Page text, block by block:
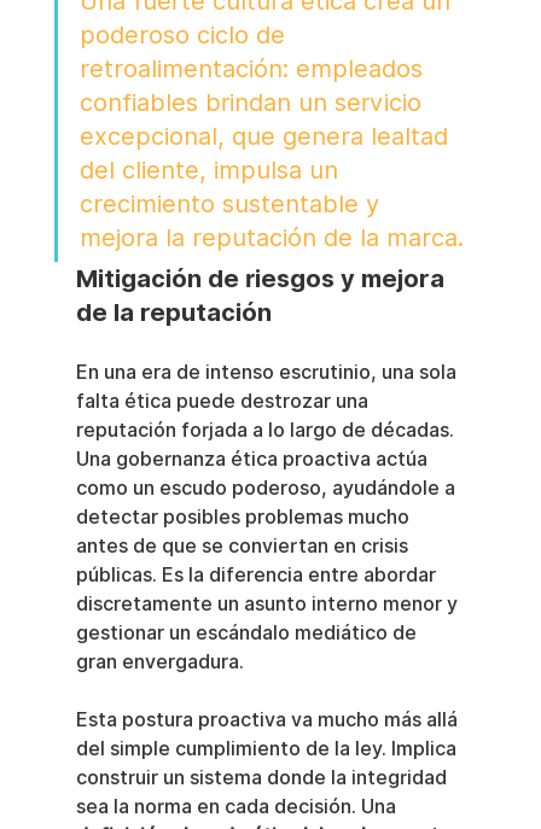
poderoso ciclo de
retroalimentación: empleados
confiables brindan un servicio
excepcional, que genera lealtad
del cliente, impulsa un
crecimiento sustentable y
mejora la reputación de la marca.
Mitigación de riesgos y mejora
de la reputación
En una era de intenso escrutinio, una sola
falta ética puede destrozar una
reputación forjada a lo largo de décadas.
Una gobernanza ética proactiva actúa
como un escudo poderoso, ayudándole a
detectar posibles problemas mucho
antes de que se conviertan en crisis
públicas. Es la diferencia entre abordar
discretamente un asunto interno menor y
gestionar un escándalo mediático de
gran envergadura.
Esta postura proactiva va mucho más allá
del simple cumplimiento de la ley. Implica
construir un sistema donde la integridad
sea la norma en cada decisión. Una